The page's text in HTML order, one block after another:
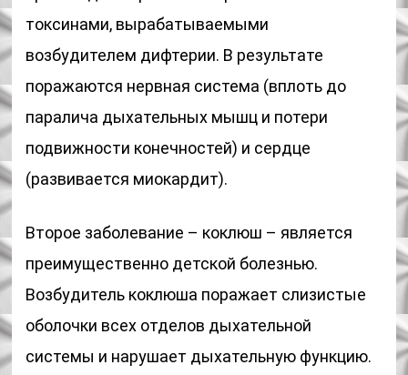
токсинами, вырабатываемыми
возбудителем дифтерии. В результате
поражаются нервная система (вплоть до
паралича дыхательных мышц и потери
подвижности конечностей) и сердце
(развивается миокардит).
Второе заболевание – коклюш – является
преимущественно детской болезнью.
Возбудитель коклюша поражает слизистые
оболочки всех отделов дыхательной
системы и нарушает дыхательную функцию.